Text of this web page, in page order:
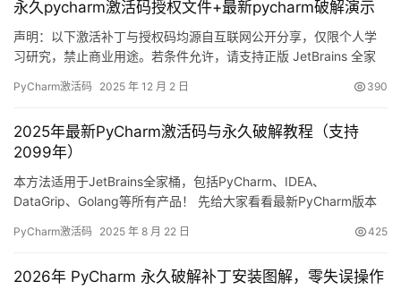
永久pycharm激活码授权文件+最新pycharm破解演示
声明：以下激活补丁与授权码均源自互联网公开分享，仅限个人学
习研究，禁止商业用途。若条件允许，请支持正版 JetBrains 全家
2025.2.1 成功激活到 2099 年的截图镇楼，稳！ 下面用图文方式手
PyCharm激活码 2025 年 12 月 2 日 390
2025年最新PyCharm激活码与永久破解教程（支持
2099年）
本方法适用于JetBrains全家桶，包括PyCharm、IDEA、
DataGrip、Golang等所有产品！ 先给大家看看最新PyCharm版本
过期问题！ 下面我将用详细的图文教程，手把手教你如何将
旧版本也同样有效！ Windo…
PyCharm激活码 2025 年 8 月 22 日 425
2026年 PyCharm 永久破解补丁安装图解，零失误操作